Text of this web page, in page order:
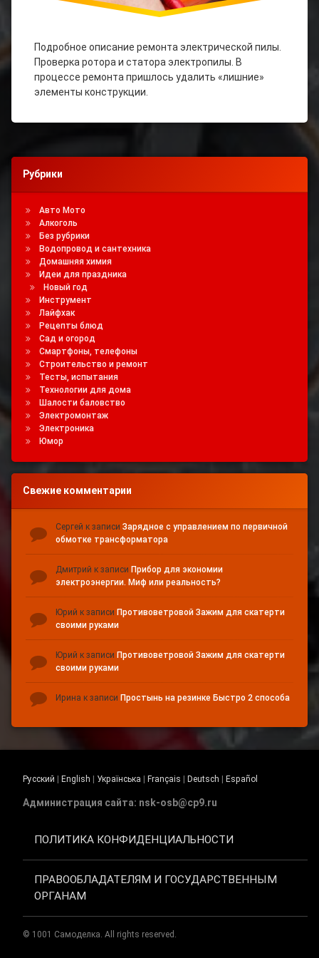
Подробное описание ремонта электрической пилы.
Проверка ротора и статора электропилы. В
процессе ремонта пришлось удалить «лишние»
элементы конструкции.
Рубрики
Авто Мото
Алкоголь
Без рубрики
Водопровод и сантехника
Домашняя химия
Идеи для праздника
Новый год
Инструмент
Лайфхак
Рецепты блюд
Сад и огород
Смартфоны, телефоны
Строительство и ремонт
Тесты, испытания
Технологии для дома
Шалости баловство
Электромонтаж
Электроника
Юмор
Свежие комментарии
Сергей к записи Зарядное с управлением по первичной
обмотке трансформатора
Дмитрий к записи Прибор для экономии
электроэнергии. Миф или реальность?
Юрий к записи Противоветровой Зажим для скатерти
своими руками
Юрий к записи Противоветровой Зажим для скатерти
своими руками
Ирина к записи Простынь на резинке Быстро 2 способа
Русский | English | Українська | Français | Deutsch | Español
Администрация сайта: nsk-osb@cp9.ru
ПОЛИТИКА КОНФИДЕНЦИАЛЬНОСТИ
ПРАВООБЛАДАТЕЛЯМ И ГОСУДАРСТВЕННЫМ
ОРГАНАМ
© 1001 Самоделка. All rights reserved.